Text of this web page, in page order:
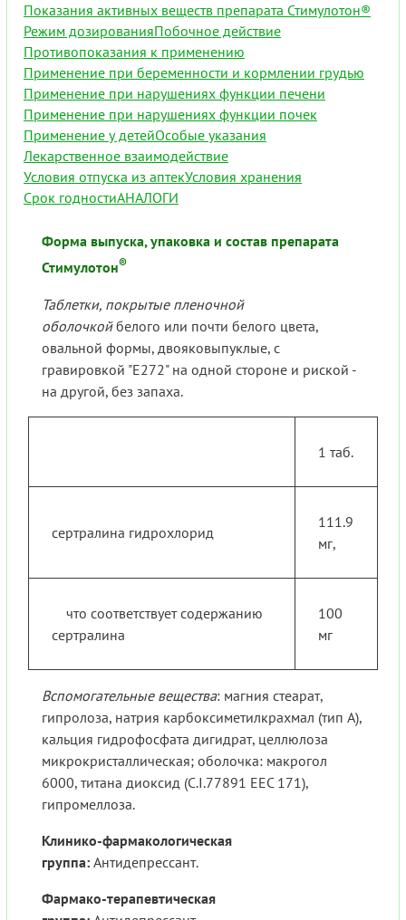
Показания активных веществ препарата Стимулотон®
Режим дозированияПобочное действие
Противопоказания к применению
Применение при беременности и кормлении грудью
Применение при нарушениях функции печени
Применение при нарушениях функции почек
Применение у детейОсобые указания
Лекарственное взаимодействие
Условия отпуска из аптекУсловия хранения
Срок годностиАНАЛОГИ
Форма выпуска, упаковка и состав препарата
Стимулотон®
Таблетки, покрытые пленочной
оболочкойбелого или почти белого цвета,
овальной формы, двояковыпуклые, с
гравировкой "Е272" на одной стороне и риской -
на другой, без запаха.
1 таб.
сертралина гидрохлорид
111.9
мг,
что соответствует содержанию
сертралина
100
мг
Вспомогательные вещества: магния стеарат,
гипролоза, натрия карбоксиметилкрахмал (тип А),
кальция гидрофосфата дигидрат, целлюлоза
микрокристаллическая; оболочка: макрогол
6000, титана диоксид (C.I.77891 EEC 171),
гипромеллоза.
Клинико-фармакологическая
группа: Антидепрессант.
Фармако-терапевтическая